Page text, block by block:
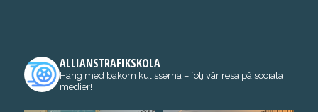
ALLIANSTRAFIKSKOLA
Häng med bakom kulisserna – följ vår resa på sociala
medier!